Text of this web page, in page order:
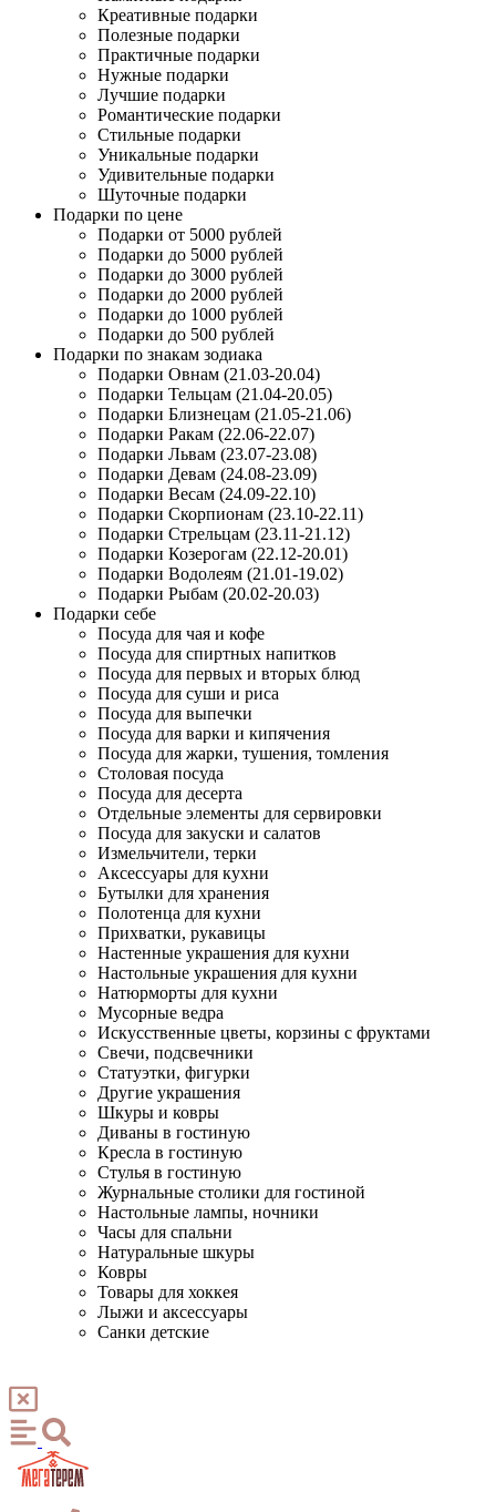
Креативные подарки
Полезные подарки
Практичные подарки
Нужные подарки
Лучшие подарки
Романтические подарки
Стильные подарки
Уникальные подарки
Удивительные подарки
Шуточные подарки
Подарки по цене
Подарки от 5000 рублей
Подарки до 5000 рублей
Подарки до 3000 рублей
Подарки до 2000 рублей
Подарки до 1000 рублей
Подарки до 500 рублей
Подарки по знакам зодиака
Подарки Овнам (21.03-20.04)
Подарки Тельцам (21.04-20.05)
Подарки Близнецам (21.05-21.06)
Подарки Ракам (22.06-22.07)
Подарки Львам (23.07-23.08)
Подарки Девам (24.08-23.09)
Подарки Весам (24.09-22.10)
Подарки Скорпионам (23.10-22.11)
Подарки Стрельцам (23.11-21.12)
Подарки Козерогам (22.12-20.01)
Подарки Водолеям (21.01-19.02)
Подарки Рыбам (20.02-20.03)
Подарки себе
Посуда для чая и кофе
Посуда для спиртных напитков
Посуда для первых и вторых блюд
Посуда для суши и риса
Посуда для выпечки
Посуда для варки и кипячения
Посуда для жарки, тушения, томления
Столовая посуда
Посуда для десерта
Отдельные элементы для сервировки
Посуда для закуски и салатов
Измельчители, терки
Аксессуары для кухни
Бутылки для хранения
Полотенца для кухни
Прихватки, рукавицы
Настенные украшения для кухни
Настольные украшения для кухни
Натюрморты для кухни
Мусорные ведра
Искусственные цветы, корзины с фруктами
Свечи, подсвечники
Статуэтки, фигурки
Другие украшения
Шкуры и ковры
Диваны в гостиную
Кресла в гостиную
Стулья в гостиную
Журнальные столики для гостиной
Настольные лампы, ночники
Часы для спальни
Натуральные шкуры
Ковры
Товары для хоккея
Лыжи и аксессуары
Санки детские